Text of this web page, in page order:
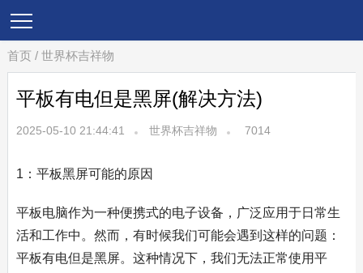
首页 / 世界杯吉祥物
平板有电但是黑屏(解决方法)
2025-05-10 21:44:41 世界杯吉祥物 7014
1：平板黑屏可能的原因
平板电脑作为一种便携式的电子设备，广泛应用于日常生
活和工作中。然而，有时候我们可能会遇到这样的问题：
平板有电但是黑屏。这种情况下，我们无法正常使用平